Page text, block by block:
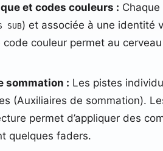
et codes couleurs :
SUB) et associée à une identité
couleur permet au
sommation : Les pistes
(Auxiliaires de sommation).
permet d’appliquer des
quelques faders.